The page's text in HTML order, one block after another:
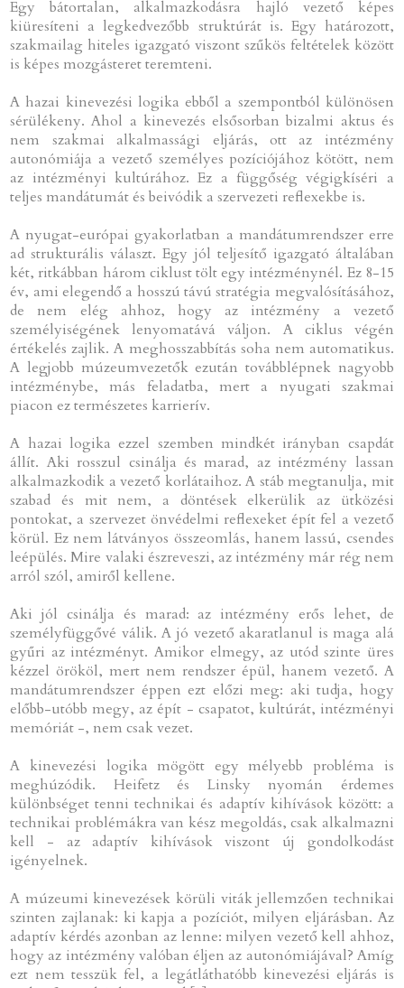
Egy bátortalan, alkalmazkodásra hajló vezető képes
kiüresíteni a legkedvezőbb struktúrát is. Egy határozott,
szakmailag hiteles igazgató viszont szűkös feltételek között
is képes mozgásteret teremteni.
A hazai kinevezési logika ebből a szempontból különösen
sérülékeny. Ahol a kinevezés elsősorban bizalmi aktus és
nem szakmai alkalmassági eljárás, ott az intézmény
autonómiája a vezető személyes pozíciójához kötött, nem
az intézményi kultúrához. Ez a függőség végigkíséri a
teljes mandátumát és beivódik a szervezeti reflexekbe is.
A nyugat-európai gyakorlatban a mandátumrendszer erre
ad strukturális választ. Egy jól teljesítő igazgató általában
két, ritkábban három ciklust tölt egy intézménynél. Ez 8-15
év, ami elegendő a hosszú távú stratégia megvalósításához,
de nem elég ahhoz, hogy az intézmény a vezető
személyiségének lenyomatává váljon. A ciklus végén
értékelés zajlik. A meghosszabbítás soha nem automatikus.
A legjobb múzeumvezetők ezután továbblépnek nagyobb
intézménybe, más feladatba, mert a nyugati szakmai
piacon ez természetes karrierív.
A hazai logika ezzel szemben mindkét irányban csapdát
állít. Aki rosszul csinálja és marad, az intézmény lassan
alkalmazkodik a vezető korlátaihoz. A stáb megtanulja, mit
szabad és mit nem, a döntések elkerülik az ütközési
pontokat, a szervezet önvédelmi reflexeket épít fel a vezető
körül. Ez nem látványos összeomlás, hanem lassú, csendes
leépülés. Mire valaki észreveszi, az intézmény már rég nem
arról szól, amiről kellene.
Aki jól csinálja és marad: az intézmény erős lehet, de
személyfüggővé válik. A jó vezető akaratlanul is maga alá
gyűri az intézményt. Amikor elmegy, az utód szinte üres
kézzel örököl, mert nem rendszer épül, hanem vezető. A
mandátumrendszer éppen ezt előzi meg: aki tudja, hogy
előbb-utóbb megy, az épít - csapatot, kultúrát, intézményi
memóriát -, nem csak vezet.
A kinevezési logika mögött egy mélyebb probléma is
meghúzódik. Heifetz és Linsky nyomán érdemes
különbséget tenni technikai és adaptív kihívások között: a
technikai problémákra van kész megoldás, csak alkalmazni
kell - az adaptív kihívások viszont új gondolkodást
igényelnek.
A múzeumi kinevezések körüli viták jellemzően technikai
szinten zajlanak: ki kapja a pozíciót, milyen eljárásban. Az
adaptív kérdés azonban az lenne: milyen vezető kell ahhoz,
hogy az intézmény valóban éljen az autonómiájával? Amíg
ezt nem tesszük fel, a legátláthatóbb kinevezési eljárás is